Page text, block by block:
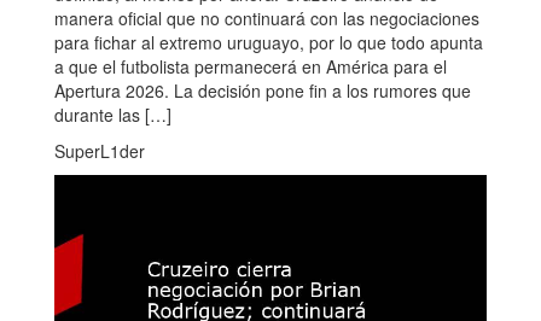
manera oficial que no continuará con las negociaciones
para fichar al extremo uruguayo, por lo que todo apunta
a que el futbolista permanecerá en América para el
Apertura 2026. La decisión pone fin a los rumores que
durante las […]
SuperL1der